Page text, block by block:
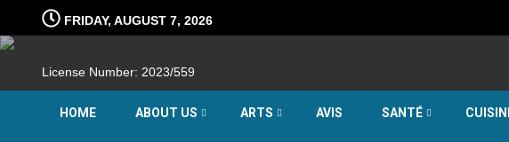
content
FRIDAY, AUGUST 7, 2026
License Number: 2023/559
HOME ABOUT US ARTS AVIS SANTÉ